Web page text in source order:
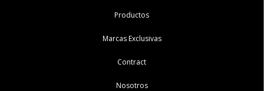
Productos
Marcas Exclusivas
Contract
Nosotros